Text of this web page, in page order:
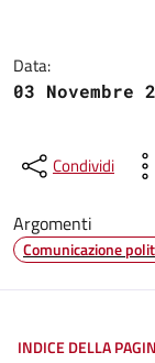
Data:
03 Novembre
Condividi
Argomenti
Comunicazione
INDICE DELLA